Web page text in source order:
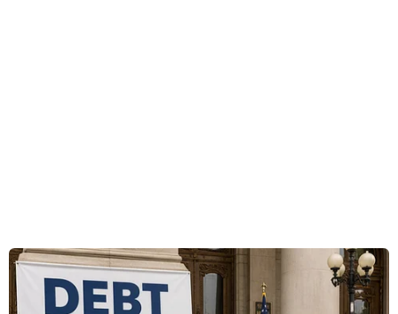
thay đổi là các thẩm phán hoặc Tổng chưởng lý
cấp bang.